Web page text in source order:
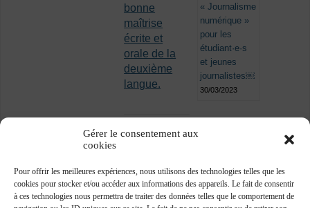
Gérer le consentement aux
cookies
Pour offrir les meilleures expériences, nous utilisons des technologies telles que les
cookies pour stocker et/ou accéder aux informations des appareils. Le fait de consentir
à ces technologies nous permettra de traiter des données telles que le comportement de
bonne
maîtrise
écrite et
orale de la
deuxième
langue.
« Journalisme
numérique »
pour les
étudiant·e·s
et jeunes
journalistes￼
30/03/2023